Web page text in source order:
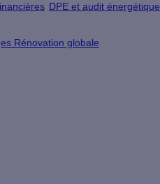
DPE et audit énergétique
Rénovation globale